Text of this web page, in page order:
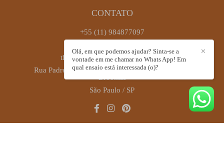
CONTATO
+55 (11) 984877097
thaiscastrofotografia@gmail.com
Rua Padre Antônio José dos Santos, 449, sala 72 -
Brooklin
São Paulo / SP
✕
Olá, em que podemos ajudar? Sinta-se a
vontade em me chamar no Whats App! Em
qual ensaio está interessada (o)?